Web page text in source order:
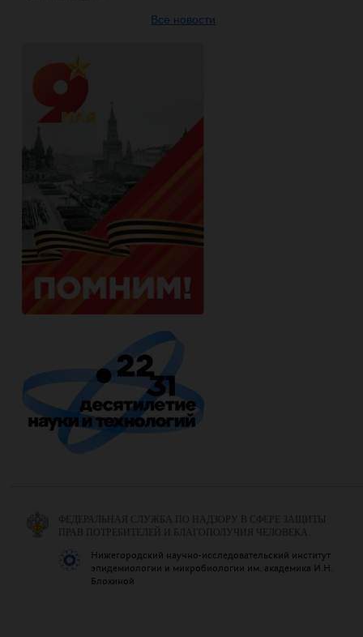
Все новости
ФЕДЕРАЛЬНАЯ СЛУЖБА ПО НАДЗОРУ В СФЕРЕ ЗАЩИТЫ
ПРАВ ПОТРЕБИТЕЛЕЙ И БЛАГОПОЛУЧИЯ ЧЕЛОВЕКА
Нижегородский научно-исследовательский институт
эпидемиологии и микробиологии им. академика И.Н.
Блохиной